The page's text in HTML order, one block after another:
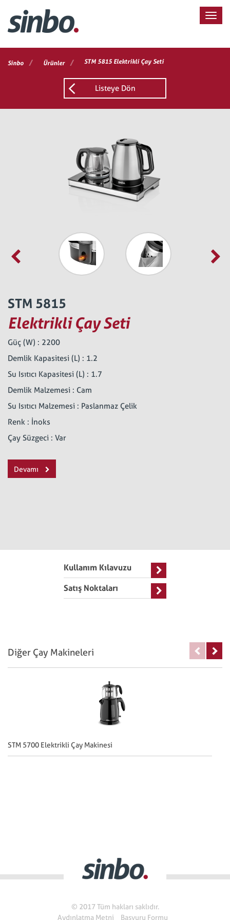
Sinbo / Ürünler / STM 5815 Elektrikli Çay Seti
Listeye Dön
STM 5815
Elektrikli Çay Seti
Güç (W) : 2200
Demlik Kapasitesi (L) : 1.2
Su Isıtıcı Kapasitesi (L) : 1.7
Demlik Malzemesi : Cam
Su Isıtıcı Malzemesi : Paslanmaz Çelik
Renk : İnoks
Çay Süzgeci : Var
Devamı
Kullanım Kılavuzu
Satış Noktaları
Diğer Çay Makineleri
STM 5700 Elektrikli Çay Makinesi
© 2017 Tüm hakları saklıdır.
Aydınlatma Metni
Başvuru Formu